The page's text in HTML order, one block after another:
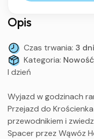
Opis
Czas trwania: 3
Kategoria:
I dzień
Wyjazd w godzinach
Przejazd do
przewodnikiem i
Spacer przez Wąwóz